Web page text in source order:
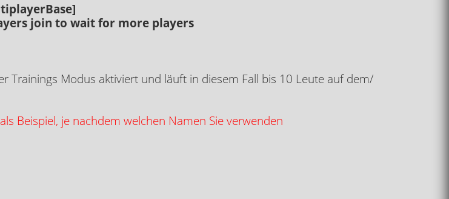
join to wait for more players
Trainings Modus aktiviert und läuft in diesem Fall bis 10 Leute auf dem/
Beispiel, je nachdem welchen Namen Sie verwenden